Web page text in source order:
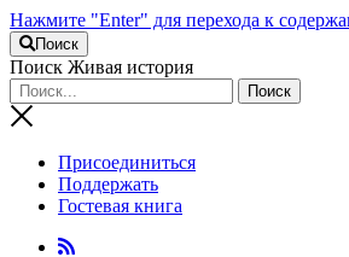
Нажмите "Enter" для перехода к
Поиск
Поиск Живая история
Присоединиться
Поддержать
Гостевая книга